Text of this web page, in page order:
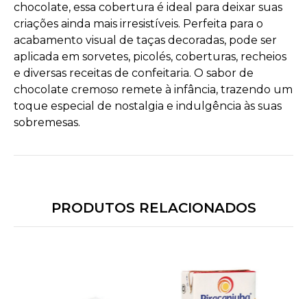
chocolate, essa cobertura é ideal para deixar suas
criações ainda mais irresistíveis. Perfeita para o
acabamento visual de taças decoradas, pode ser
aplicada em sorvetes, picolés, coberturas, recheios
e diversas receitas de confeitaria. O sabor de
chocolate cremoso remete à infância, trazendo um
toque especial de nostalgia e indulgência às suas
sobremesas.
PRODUTOS RELACIONADOS